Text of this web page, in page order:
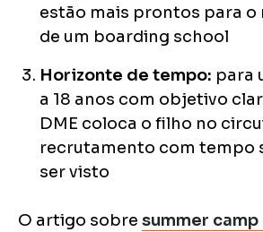
estão mais prontos para
de um boarding school
Horizonte de tempo: para
a 18 anos com objetivo
DME coloca o filho no
recrutamento com tempo
ser visto
O artigo sobre summer